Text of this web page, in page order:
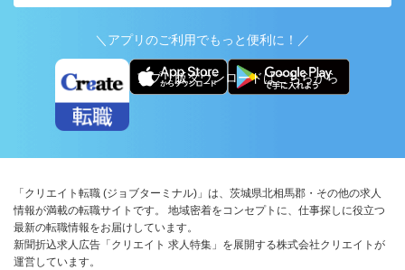
＼アプリのご利用でもっと便利に！／
アプリ版ダウンロードはこちらから
「クリエイト転職 (ジョブターミナル)」は、茨城県北相馬郡・その他の求人
情報が満載の転職サイトです。 地域密着をコンセプトに、仕事探しに役立つ
最新の転職情報をお届けしています。
新聞折込求人広告「クリエイト 求人特集」を展開する株式会社クリエイトが
運営しています。